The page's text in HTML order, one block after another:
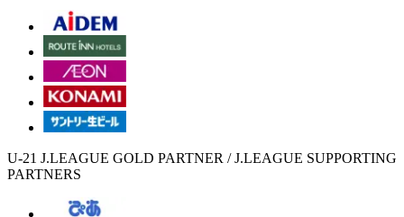
U-21 J.LEAGUE GOLD PARTNER / J.LEAGUE SUPPORTING
PARTNERS